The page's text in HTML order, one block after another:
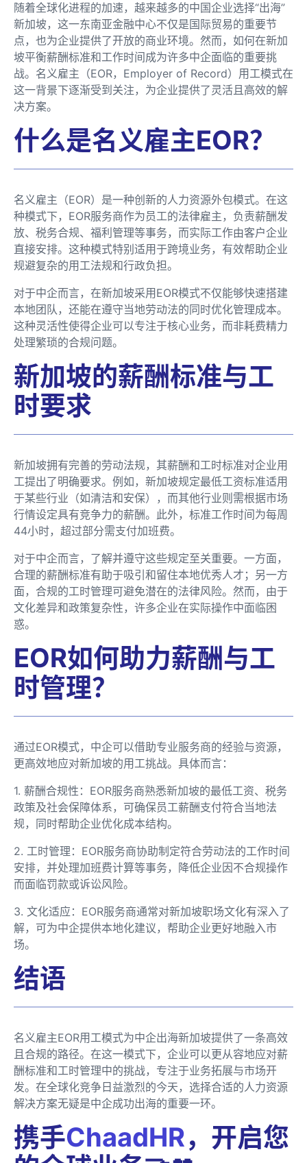
随着全球化进程的加速，越来越多的中国企业选择“出海”
新加坡，这一东南亚金融中心不仅是国际贸易的重要节
点，也为企业提供了开放的商业环境。然而，如何在新加
坡平衡薪酬标准和工作时间成为许多中企面临的重要挑
战。名义雇主（EOR，Employer of Record）用工模式在
这一背景下逐渐受到关注，为企业提供了灵活且高效的解
决方案。
什么是名义雇主EOR？
名义雇主（EOR）是一种创新的人力资源外包模式。在这
种模式下，EOR服务商作为员工的法律雇主，负责薪酬发
放、税务合规、福利管理等事务，而实际工作由客户企业
直接安排。这种模式特别适用于跨境业务，有效帮助企业
规避复杂的用工法规和行政负担。
对于中企而言，在新加坡采用EOR模式不仅能够快速搭建
本地团队，还能在遵守当地劳动法的同时优化管理成本。
这种灵活性使得企业可以专注于核心业务，而非耗费精力
处理繁琐的合规问题。
新加坡的薪酬标准与工
时要求
新加坡拥有完善的劳动法规，其薪酬和工时标准对企业用
工提出了明确要求。例如，新加坡规定最低工资标准适用
于某些行业（如清洁和安保），而其他行业则需根据市场
行情设定具有竞争力的薪酬。此外，标准工作时间为每周
44小时，超过部分需支付加班费。
对于中企而言，了解并遵守这些规定至关重要。一方面，
合理的薪酬标准有助于吸引和留住本地优秀人才；另一方
面，合规的工时管理可避免潜在的法律风险。然而，由于
文化差异和政策复杂性，许多企业在实际操作中面临困
惑。
EOR如何助力薪酬与工
时管理？
通过EOR模式，中企可以借助专业服务商的经验与资源，
更高效地应对新加坡的用工挑战。具体而言：
1. 薪酬合规性：EOR服务商熟悉新加坡的最低工资、税务
政策及社会保障体系，可确保员工薪酬支付符合当地法
规，同时帮助企业优化成本结构。
2. 工时管理：EOR服务商协助制定符合劳动法的工作时间
安排，并处理加班费计算等事务，降低企业因不合规操作
而面临罚款或诉讼风险。
3. 文化适应：EOR服务商通常对新加坡职场文化有深入了
解，可为中企提供本地化建议，帮助企业更好地融入市
场。
结语
名义雇主EOR用工模式为中企出海新加坡提供了一条高效
且合规的路径。在这一模式下，企业可以更从容地应对薪
酬标准和工时管理中的挑战，专注于业务拓展与市场开
发。在全球化竞争日益激烈的今天，选择合适的人力资源
解决方案无疑是中企成功出海的重要一环。
携手ChaadHR，开启您